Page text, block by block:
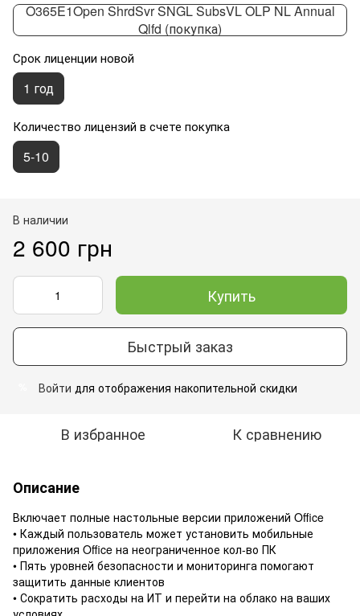
O365E1Open ShrdSvr SNGL SubsVL OLP NL Annual
Qlfd (покупка)
Срок лиценции новой
1 год
Количество лицензий в счете покупка
5-10
В наличии
2 600 грн
Купить
Быстрый заказ
Войти для отображения накопительной скидки
В избранное К сравнению
Описание
Включает полные настольные версии приложений Office
• Каждый пользователь может установить мобильные
приложения Office на неограниченное кол-во ПК
• Пять уровней безопасности и мониторинга помогают
защитить данные клиентов
• Сократить расходы на ИТ и перейти на облако на ваших